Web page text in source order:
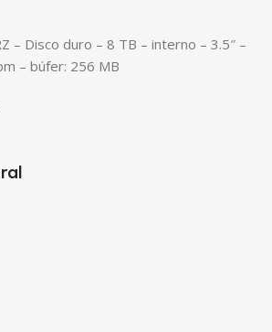
– Disco duro – 8 TB – interno – 3.5″ –
– búfer: 256 MB